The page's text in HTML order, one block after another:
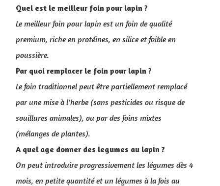
Quel est le meilleur foin pour lapin ?
Le meilleur foin pour lapin est un foin de qualité
premium, riche en protéines, en silice et faible en
poussière.
Par quoi remplacer le foin pour lapin ?
Le foin traditionnel peut être partiellement remplacé
par une mise à l'herbe (sans pesticides ou risque de
souillures animales), ou par des foins mixtes
(mélanges de plantes).
A quel age donner des legumes au lapin ?
On peut introduire progressivement les légumes dès 4
mois, en petite quantité et un légumes à la fois au